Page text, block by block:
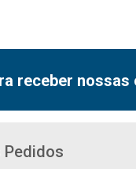
receber nossas
Pedidos